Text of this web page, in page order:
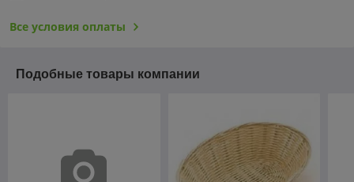
Все условия оплаты
Подобные товары компании